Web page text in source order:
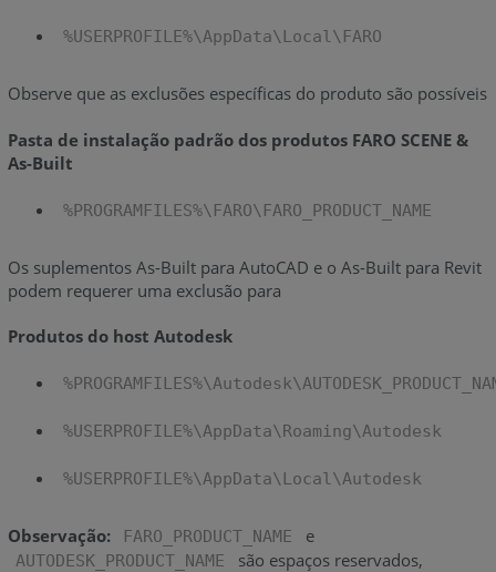
%USERPROFILE%\AppData\Local\FARO
Observe que as exclusões específicas do produto são possíveis
Pasta de instalação padrão dos produtos FARO SCENE &
As-Built
%PROGRAMFILES%\FARO\FARO_PRODUCT_NAME
Os suplementos As-Built para AutoCAD e o As-Built para Revit
podem requerer uma exclusão para
Produtos do host Autodesk
%USERPROFILE%\AppData\Roaming\Autodesk
%USERPROFILE%\AppData\Local\Autodesk
Observação: FARO_PRODUCT_NAME e
AUTODESK_PRODUCT_NAME
são espaços reservados,